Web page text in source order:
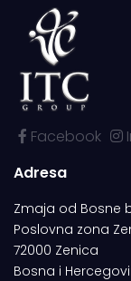
Facebook
Adresa
Zmaja od Bosne
Poslovna zona
72000 Zenica
Bosna i